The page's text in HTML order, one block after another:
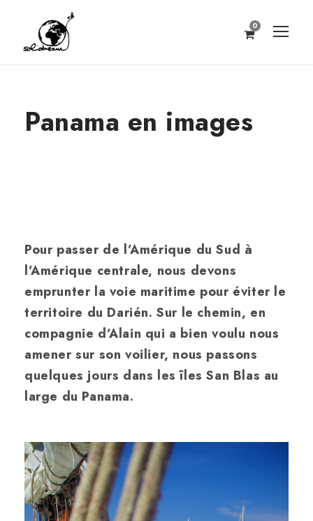
0
Panama en images
Pour passer de l’Amérique du Sud à
l’Amérique centrale, nous devons
emprunter la voie maritime pour éviter le
territoire du Darién. Sur le chemin, en
compagnie d’Alain qui a bien voulu nous
amener sur son voilier, nous passons
quelques jours dans les îles San Blas au
large du Panama.